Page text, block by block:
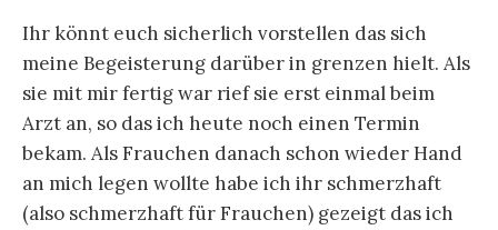
Ihr könnt euch sicherlich vorstellen das sich
meine Begeisterung darüber in grenzen hielt. Als
sie mit mir fertig war rief sie erst einmal beim
Arzt an, so das ich heute noch einen Termin
bekam. Als Frauchen danach schon wieder Hand
an mich legen wollte habe ich ihr schmerzhaft
(also schmerzhaft für Frauchen) gezeigt das ich